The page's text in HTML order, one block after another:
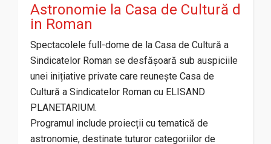
Astronomie la Casa de Cultură d
in Roman
Spectacolele full-dome de la Casa de Cultură a
Sindicatelor Roman se desfășoară sub auspiciile
unei inițiative private care reunește Casa de
Cultură a Sindicatelor Roman cu ELISAND
PLANETARIUM.
Programul include proiecții cu tematică de
astronomie, destinate tuturor categoriilor de